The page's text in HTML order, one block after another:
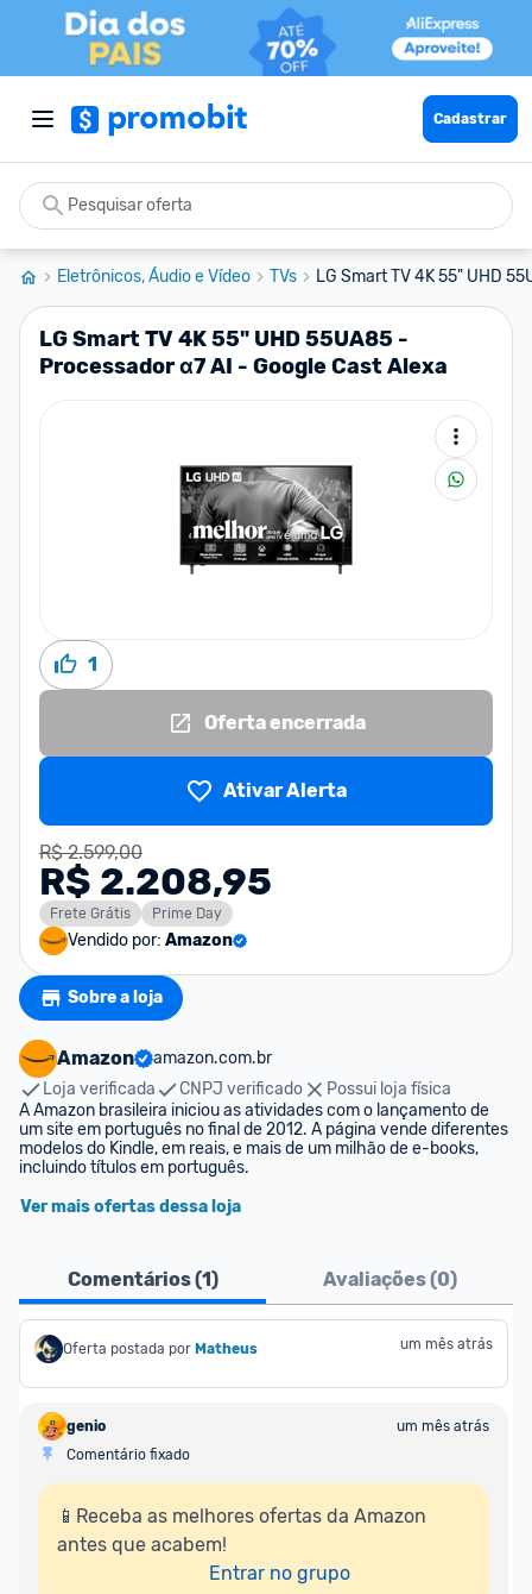
Cadastrar
Eletrônicos, Áudio e Vídeo TVs LG Smart TV 4K 55" UHD
LG Smart TV 4K 55" UHD 55UA85 -
Processador α7 AI - Google Cast Alexa
1
Oferta encerrada
Ativar Alerta
R$ 2.599,00
R$ 2.208,95
Frete Grátis Prime Day
Vendido por: Amazon
Sobre a loja
Amazon
amazon.com.br
Loja verificada
CNPJ verificado
Possui loja física
A Amazon brasileira iniciou as atividades com o lançamento de
um site em português no final de 2012. A página vende diferentes
modelos do Kindle, em reais, e mais de um milhão de e-books,
incluindo títulos em português.
Ver mais ofertas dessa loja
Comentários (1) Avaliações (0)
Oferta postada por Matheus um mês atrás
genio
um mês atrás
Comentário fixado
📱Receba as melhores ofertas da Amazon
antes que acabem!
Entrar no grupo